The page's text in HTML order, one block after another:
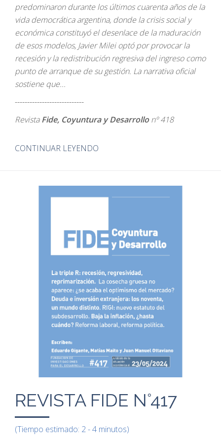
predominaron durante los últimos cuarenta años de la
vida democrática argentina, donde la crisis social y
económica constituyó el desenlace de la maduración
de esos modelos, Javier Milei optó por provocar la
recesión y la redistribución regresiva del ingreso como
punto de arranque de su gestión. La narrativa oficial
sostiene que...
----------------------------
RevistaFide, Coyuntura y Desarrollonº 418
CONTINUAR LEYENDO
REVISTA FIDE N°417
(Tiempo estimado: 2 - 4 minutos)